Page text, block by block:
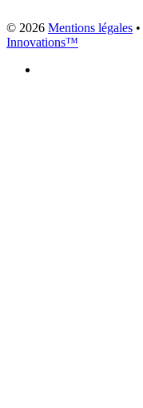
© 2026 Mentions légales •
Innovations™